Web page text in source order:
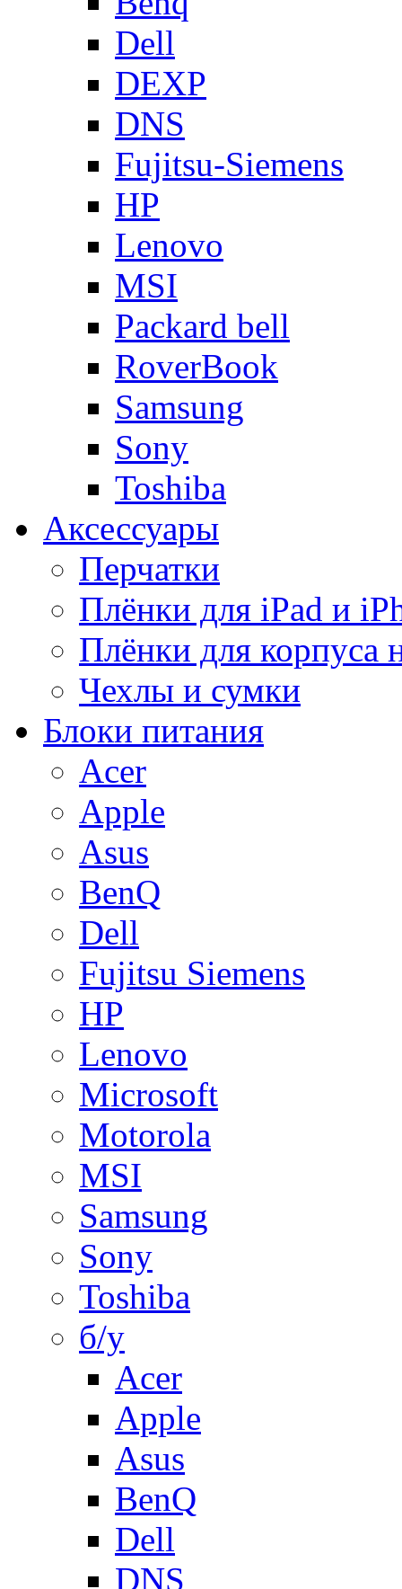
Dell
DEXP
DNS
Fujitsu-Siemens
HP
Lenovo
MSI
Packard bell
RoverBook
Samsung
Sony
Toshiba
Аксессуары
Перчатки
Плёнки для iPad и
Плёнки для корпуса
Чехлы и сумки
Блоки питания
Acer
Apple
Asus
BenQ
Dell
Fujitsu Siemens
HP
Lenovo
Microsoft
Motorola
MSI
Samsung
Sony
Toshiba
б/у
Acer
Apple
Asus
BenQ
Dell
DNS